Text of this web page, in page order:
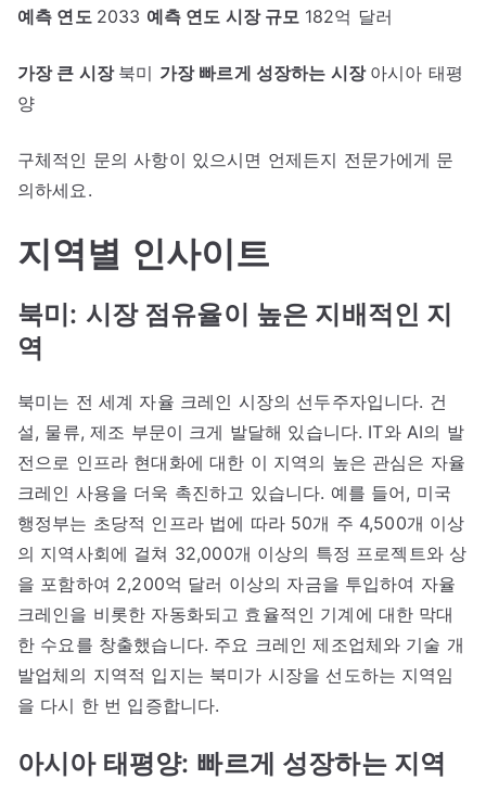
예측 연도 2033 예측 연도 시장 규모 182억 달러
가장 큰 시장 북미 가장 빠르게 성장하는 시장 아시아 태평
양
구체적인 문의 사항이 있으시면 언제든지 전문가에게 문
의하세요.
지역별 인사이트
북미: 시장 점유율이 높은 지배적인 지
역
북미는 전 세계 자율 크레인 시장의 선두주자입니다. 건
설, 물류, 제조 부문이 크게 발달해 있습니다. IT와 AI의 발
전으로 인프라 현대화에 대한 이 지역의 높은 관심은 자율
크레인 사용을 더욱 촉진하고 있습니다. 예를 들어, 미국
행정부는 초당적 인프라 법에 따라 50개 주 4,500개 이상
의 지역사회에 걸쳐 32,000개 이상의 특정 프로젝트와 상
을 포함하여 2,200억 달러 이상의 자금을 투입하여 자율
크레인을 비롯한 자동화되고 효율적인 기계에 대한 막대
한 수요를 창출했습니다. 주요 크레인 제조업체와 기술 개
발업체의 지역적 입지는 북미가 시장을 선도하는 지역임
을 다시 한 번 입증합니다.
아시아 태평양: 빠르게 성장하는 지역